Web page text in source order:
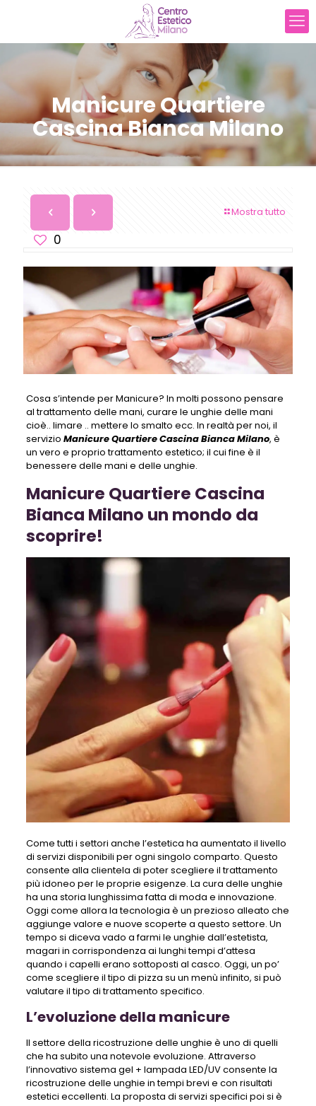
Manicure Quartiere
Cascina Bianca Milano
Mostra tutto
0
Cosa s’intende per Manicure? In molti possono pensare
al trattamento delle mani, curare le unghie delle mani
cioè.. limare .. mettere lo smalto ecc. In realtà per noi, il
servizio Manicure Quartiere Cascina Bianca Milano, è
un vero e proprio trattamento estetico; il cui fine è il
benessere delle mani e delle unghie.
Manicure Quartiere Cascina
Bianca Milano un mondo da
scoprire!
Come tutti i settori anche l’estetica ha aumentato il livello
di servizi disponibili per ogni singolo comparto. Questo
consente alla clientela di poter scegliere il trattamento
più idoneo per le proprie esigenze. La cura delle unghie
ha una storia lunghissima fatta di moda e innovazione.
Oggi come allora la tecnologia è un prezioso alleato che
aggiunge valore e nuove scoperte a questo settore. Un
tempo si diceva vado a farmi le unghie dall’estetista,
magari in corrispondenza ai lunghi tempi d’attesa
quando i capelli erano sottoposti al casco. Oggi, un po’
come scegliere il tipo di pizza su un menù infinito, si può
valutare il tipo di trattamento specifico.
L’evoluzione della manicure
Il settore della ricostruzione delle unghie è uno di quelli
che ha subito una notevole evoluzione. Attraverso
l’innovativo sistema gel + lampada LED/UV consente la
ricostruzione delle unghie in tempi brevi e con risultati
estetici eccellenti. La proposta di servizi specifici poi si è